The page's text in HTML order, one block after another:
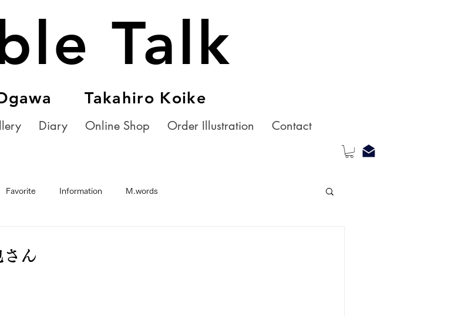
Talk
Takahiro Koike
Diary Online Shop Order Illustration Contact
Favorite Information M.words
ん